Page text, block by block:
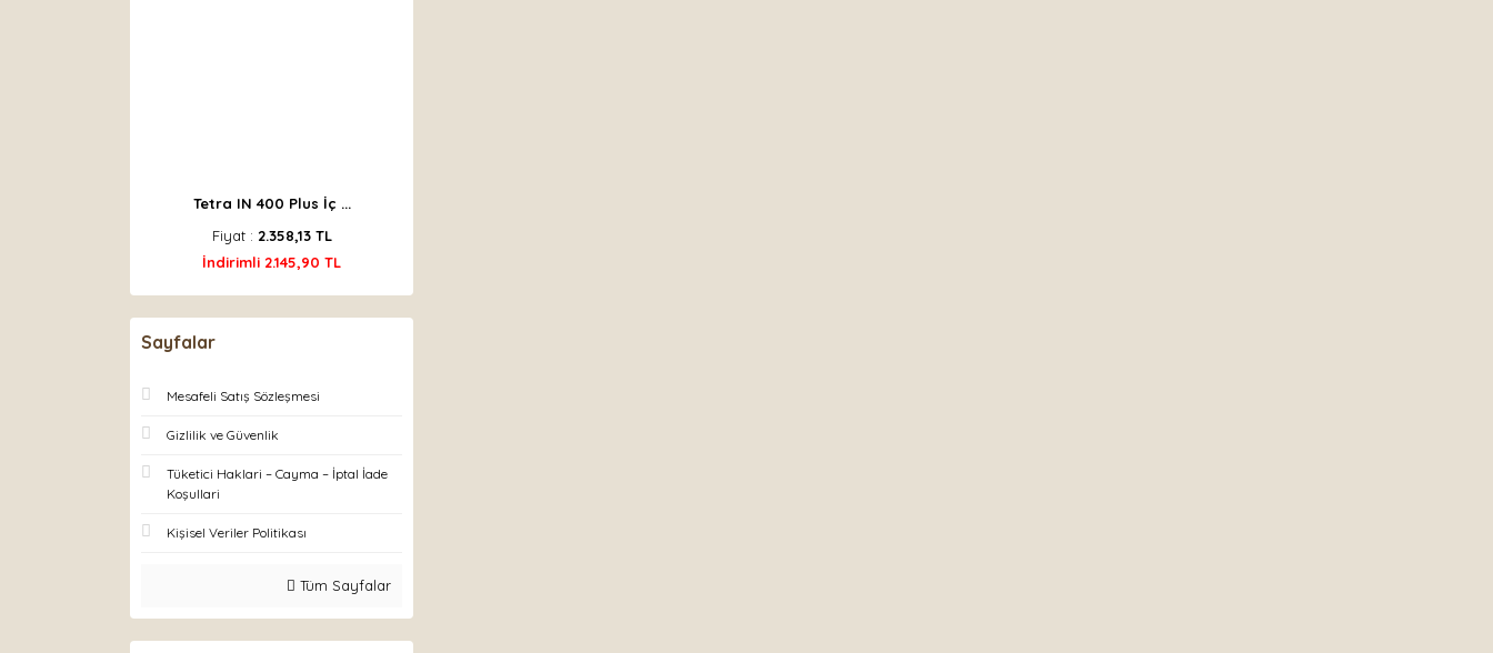
Tetra IN 400 Plus İç ...
Fiyat : 2.358,13 TL
İndirimli 2.145,90 TL
Sayfalar
Mesafeli Satış Sözleşmesi
Gizlilik ve Güvenlik
Tüketici Haklari – Cayma – İptal İade
Koşullari
Kişisel Veriler Politikası
Tüm Sayfalar